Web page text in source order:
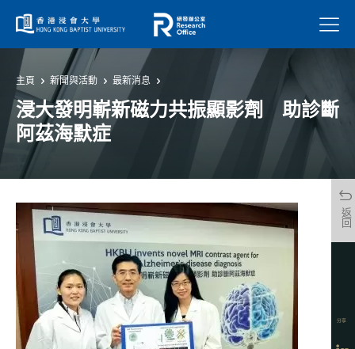
菜單
主頁 新聞與活動 最新消息
浸大發明嶄新磁力共振顯影劑 助診斷
阿茲海默症
返回
分享